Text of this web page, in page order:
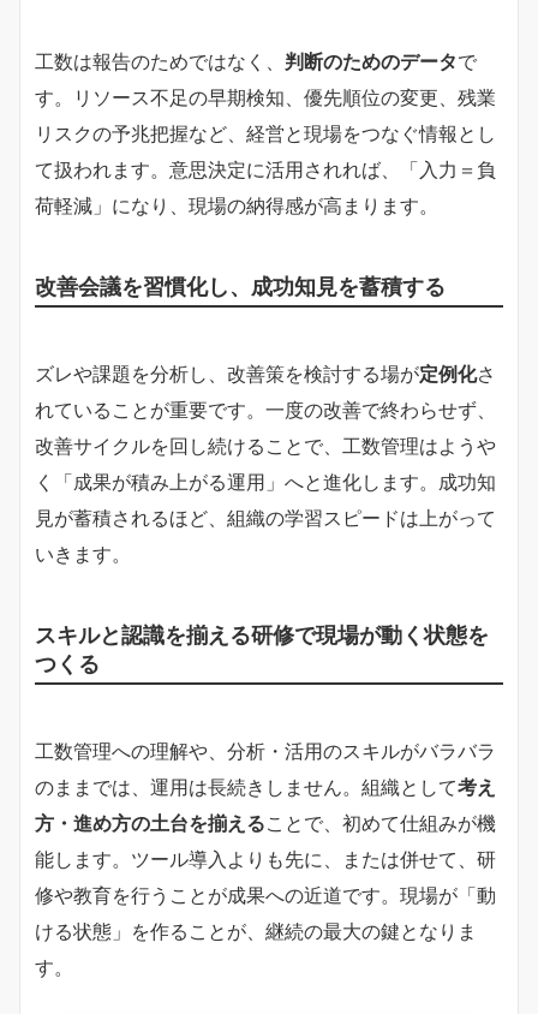
工数は報告のためではなく、 判断のためのデータで
す。リソース不足の早期検知、優先順位の変更、残業
リスクの予兆把握など、経営と現場をつなぐ情報とし
て扱われます。意思決定に活用されれば、「入力＝負
荷軽減」になり、現場の納得感が高まります。
改善会議を習慣化し、成功知見を蓄積する
ズレや課題を分析し、改善策を検討する場が定例化さ
れていることが重要です。一度の改善で終わらせず、
改善サイクルを回し続けることで、工数管理はようや
く「成果が積み上がる運用」へと進化します。成功知
見が蓄積されるほど、組織の学習スピードは上がって
いきます。
スキルと認識を揃える研修で現場が動く状態を
つくる
工数管理への理解や、分析・活用のスキルがバラバラ
のままでは、運用は長続きしません。組織として考え
方・進め方の土台を揃えることで、初めて仕組みが機
能します。ツール導入よりも先に、または併せて、研
修や教育を行うことが成果への近道です。現場が「動
ける状態」を作ることが、継続の最大の鍵となりま
す。